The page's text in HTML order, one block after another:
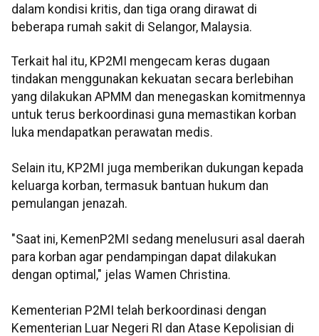
dalam kondisi kritis, dan tiga orang dirawat di
beberapa rumah sakit di Selangor, Malaysia.
Terkait hal itu, KP2MI mengecam keras dugaan
tindakan menggunakan kekuatan secara berlebihan
yang dilakukan APMM dan menegaskan komitmennya
untuk terus berkoordinasi guna memastikan korban
luka mendapatkan perawatan medis.
Selain itu, KP2MI juga memberikan dukungan kepada
keluarga korban, termasuk bantuan hukum dan
pemulangan jenazah.
"Saat ini, KemenP2MI sedang menelusuri asal daerah
para korban agar pendampingan dapat dilakukan
dengan optimal," jelas Wamen Christina.
Kementerian P2MI telah berkoordinasi dengan
Kementerian Luar Negeri RI dan Atase Kepolisian di